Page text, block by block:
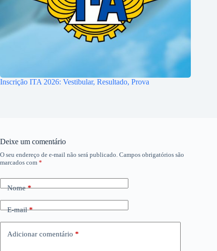
Inscrição ITA 2026: Vestibular, Resultado, Prova
Deixe um comentário
O seu endereço de e-mail não será publicado. Campos obrigatórios são
marcados com *
Nome*
E-mail*
Adicionar comentário *